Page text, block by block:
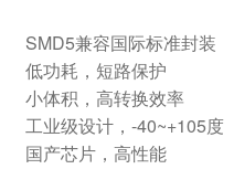
SMD5兼容国际标准封装
低功耗，短路保护
小体积，高转换效率
工业级设计，-40~+105度
国产芯片，高性能